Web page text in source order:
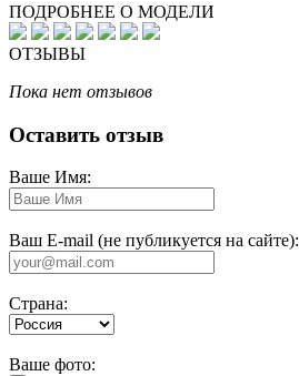
ПОДРОБНЕЕ О МОДЕЛИ
ОТЗЫВЫ
Пока нет отзывов
Оставить отзыв
Ваше Имя:
Ваш E-mail (не публикуется на сайте):
Страна:
Ваше фото: